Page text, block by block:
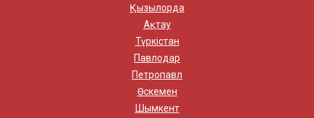
Қызылорда
Ақтау
Түркістан
Павлодар
Петропавл
Өскемен
Шымкент